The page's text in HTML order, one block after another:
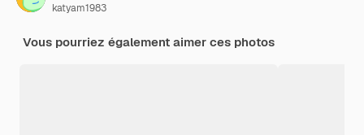
katyam1983
Vous pourriez également aimer ces photos